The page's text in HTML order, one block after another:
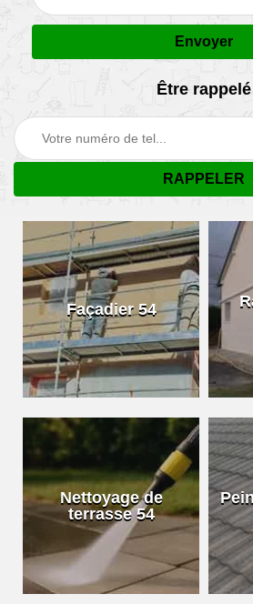
Être rappelé
Façadier 54
Nettoyage de
terrasse 54